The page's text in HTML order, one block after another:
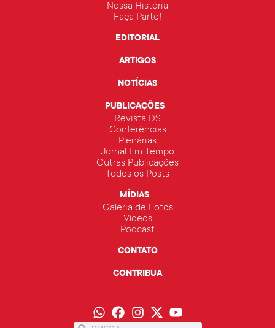
Nossa História
Faça Parte!
EDITORIAL
ARTIGOS
NOTÍCIAS
PUBLICAÇÕES
Revista DS
Conferências
Plenárias
Jornal Em Tempo
Outras Publicações
Todos os Posts
MÍDIAS
Galeria de Fotos
Vídeos
Podcast
CONTATO
CONTRIBUA